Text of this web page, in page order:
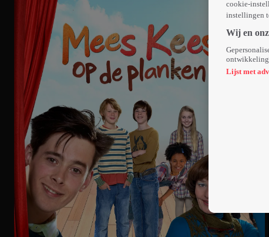
cookie-
instellingen
Wij en
ontwikkeling
Lijst met